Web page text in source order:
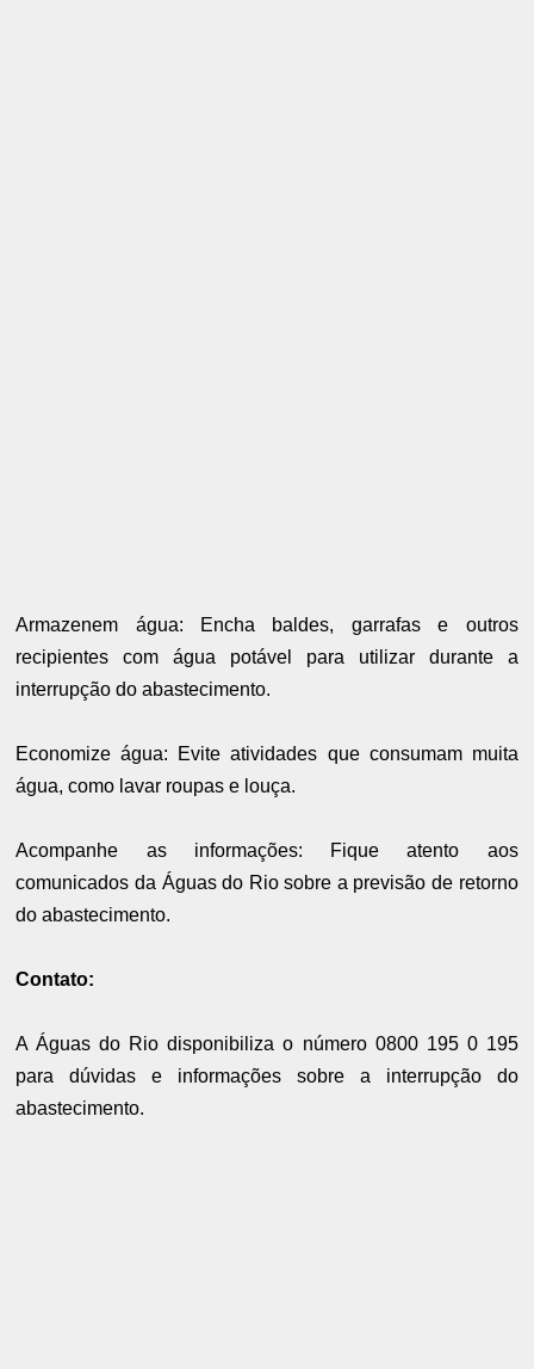
Armazenem água: Encha baldes, garrafas e outros
recipientes com água potável para utilizar durante a
interrupção do abastecimento.
Economize água: Evite atividades que consumam muita
água, como lavar roupas e louça.
Acompanhe as informações: Fique atento aos
comunicados da Águas do Rio sobre a previsão de retorno
do abastecimento.
Contato:
A Águas do Rio disponibiliza o número 0800 195 0 195
para dúvidas e informações sobre a interrupção do
abastecimento.